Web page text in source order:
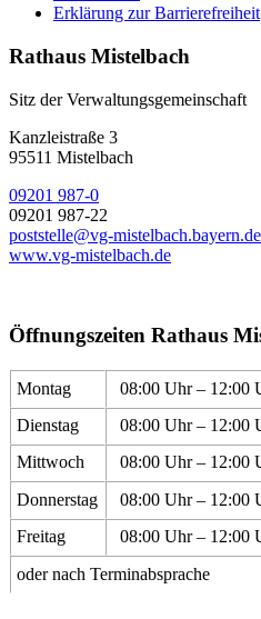
Erklärung zur Barrierefreiheit
Rathaus Mistelbach
Sitz der Verwaltungsgemeinschaft
Kanzleistraße 3
95511 Mistelbach
09201 987-0
09201 987-22
poststelle@vg-mistelbach.bayern.de
www.vg-mistelbach.de
Öffnungszeiten Rathaus
Montag 08:00 Uhr – 12:00
Dienstag
08:00 Uhr – 12:00
Mittwoch
08:00 Uhr – 12:00
Donnerstag
08:00 Uhr – 12:00
Freitag
08:00 Uhr – 12:00
oder nach Terminabsprache